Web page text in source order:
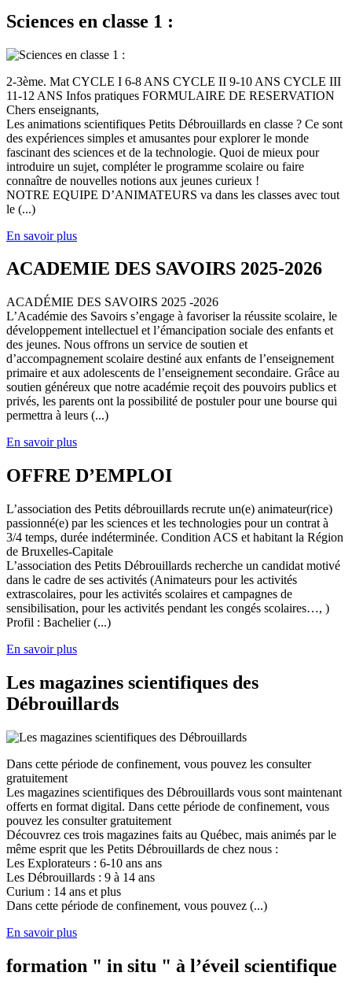
Sciences en classe 1 :
2-3ème. Mat CYCLE I 6-8 ANS CYCLE II 9-10 ANS CYCLE III
11-12 ANS Infos pratiques FORMULAIRE DE RESERVATION
Chers enseignants,
Les animations scientifiques Petits Débrouillards en classe ? Ce sont
des expériences simples et amusantes pour explorer le monde
fascinant des sciences et de la technologie. Quoi de mieux pour
introduire un sujet, compléter le programme scolaire ou faire
connaître de nouvelles notions aux jeunes curieux !
NOTRE EQUIPE D’ANIMATEURS va dans les classes avec tout
le (...)
En savoir plus
ACADEMIE DES SAVOIRS 2025-2026
ACADÉMIE DES SAVOIRS 2025 -2026
L’Académie des Savoirs s’engage à favoriser la réussite scolaire, le
développement intellectuel et l’émancipation sociale des enfants et
des jeunes. Nous offrons un service de soutien et
d’accompagnement scolaire destiné aux enfants de l’enseignement
primaire et aux adolescents de l’enseignement secondaire. Grâce au
soutien généreux que notre académie reçoit des pouvoirs publics et
privés, les parents ont la possibilité de postuler pour une bourse qui
permettra à leurs (...)
En savoir plus
OFFRE D’EMPLOI
L’association des Petits débrouillards recrute un(e) animateur(rice)
passionné(e) par les sciences et les technologies pour un contrat à
3/4 temps, durée indéterminée. Condition ACS et habitant la Région
de Bruxelles-Capitale
L’association des Petits Débrouillards recherche un candidat motivé
dans le cadre de ses activités (Animateurs pour les activités
extrascolaires, pour les activités scolaires et campagnes de
sensibilisation, pour les activités pendant les congés scolaires…, )
Profil : Bachelier (...)
En savoir plus
Les magazines scientifiques des
Débrouillards
Dans cette période de confinement, vous pouvez les consulter
gratuitement
Les magazines scientifiques des Débrouillards vous sont maintenant
offerts en format digital. Dans cette période de confinement, vous
pouvez les consulter gratuitement
Découvrez ces trois magazines faits au Québec, mais animés par le
même esprit que les Petits Débrouillards de chez nous :
Les Explorateurs : 6-10 ans ans
Les Débrouillards : 9 à 14 ans
Curium : 14 ans et plus
Dans cette période de confinement, vous pouvez (...)
En savoir plus
formation " in situ " à l’éveil scientifique